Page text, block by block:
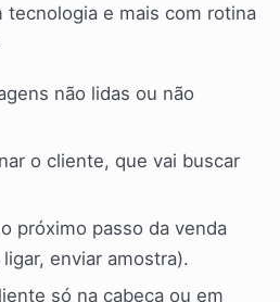
tecnologia e mais com rotina
não lidas ou não
o cliente, que vai buscar
próximo passo da venda
enviar amostra).
só na cabeça ou em